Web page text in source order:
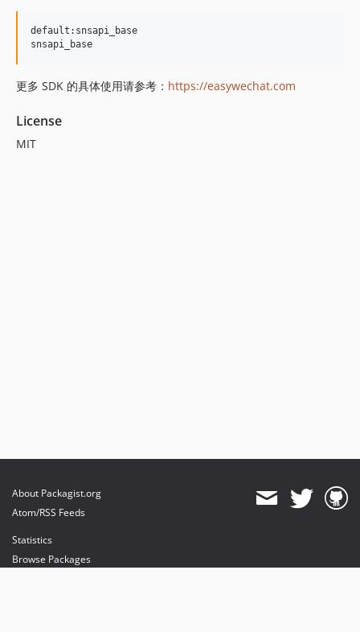
default:snsapi_base
更多 SDK 的具体使用请参考： https://easywechat.com
License
MIT
About Packagist.org
Atom/RSS Feeds
Statistics
Browse Packages